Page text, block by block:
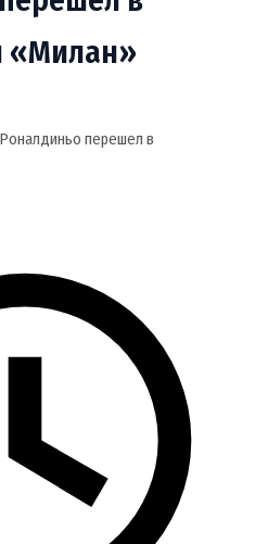
«Милан»
перешел в